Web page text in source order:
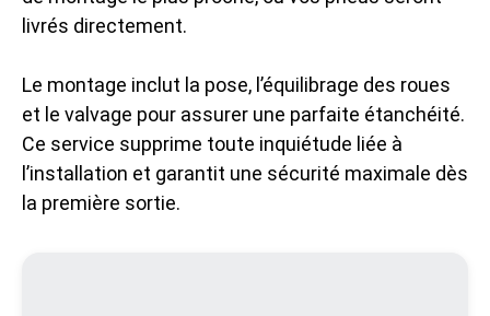
livrés directement.
Le montage inclut la pose, l’équilibrage des roues
et le valvage pour assurer une parfaite étanchéité.
Ce service supprime toute inquiétude liée à
l’installation et garantit une sécurité maximale dès
la première sortie.